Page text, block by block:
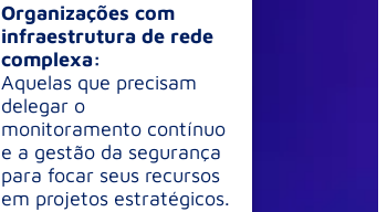
Organizações com
infraestrutura de rede
complexa:
Aquelas que precisam
delegar o
monitoramento contínuo
e a gestão da segurança
para focar seus recursos
em projetos estratégicos.